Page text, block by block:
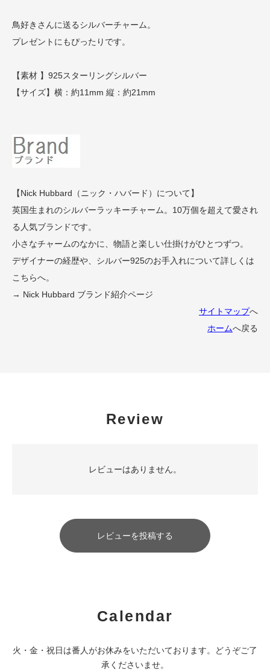
鳥好きさんに送るシルバーチャーム。
プレゼントにもぴったりです。
【素材 】925スターリングシルバー
【サイズ】横：約11mm 縦：約21mm
【Nick Hubbard（ニック・ハバード）について】
英国生まれのシルバーラッキーチャーム。10万個を超えて愛され
る人気ブランドです。
小さなチャームのなかに、物語と楽しい仕掛けがひとつずつ。
デザイナーの経歴や、シルバー925のお手入れについて詳しくは
こちらへ。
→ Nick Hubbard ブランド紹介ページ
サイトマップへ
ホームへ戻る
Review
レビューはありません。
レビューを投稿する
Calendar
火・金・祝日は番人がお休みをいただいております。どうぞご了
承くださいませ。